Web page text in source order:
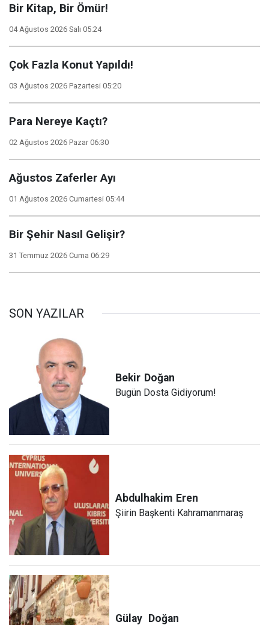
Bir Kitap, Bir Ömür!
04 Ağustos 2026 Salı 05:24
Çok Fazla Konut Yapıldı!
03 Ağustos 2026 Pazartesi 05:20
Para Nereye Kaçtı?
02 Ağustos 2026 Pazar 06:30
Ağustos Zaferler Ayı
01 Ağustos 2026 Cumartesi 05:44
Bir Şehir Nasıl Gelişir?
31 Temmuz 2026 Cuma 06:29
SON YAZILAR
Bekir Doğan
Bugün Dosta Gidiyorum!
Abdulhakim Eren
Şiirin Başkenti Kahramanmaraş
Gülay Doğan